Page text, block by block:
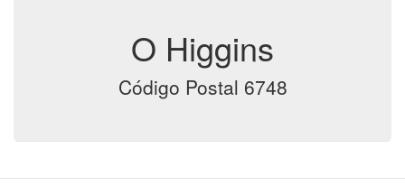
O Higgins
Código Postal 6748